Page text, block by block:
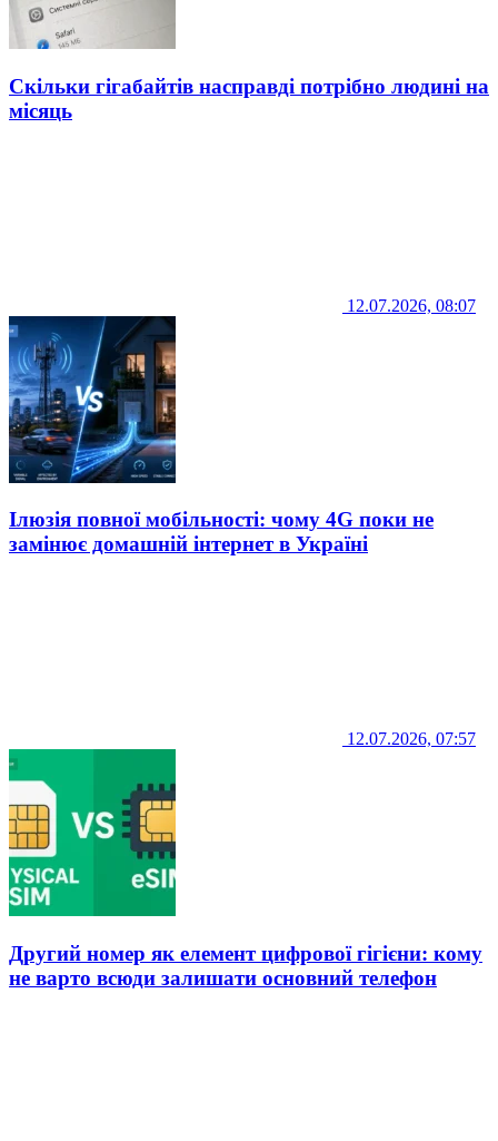
Скільки гігабайтів насправді потрібно людині на
місяць
12.07.2026, 08:07
Ілюзія повної мобільності: чому 4G поки не
замінює домашній інтернет в Україні
12.07.2026, 07:57
Другий номер як елемент цифрової гігієни: кому
не варто всюди залишати основний телефон